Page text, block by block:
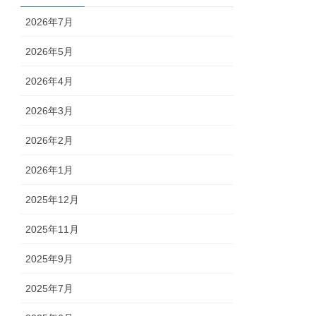
2026年7月
2026年5月
2026年4月
2026年3月
2026年2月
2026年1月
2025年12月
2025年11月
2025年9月
2025年7月